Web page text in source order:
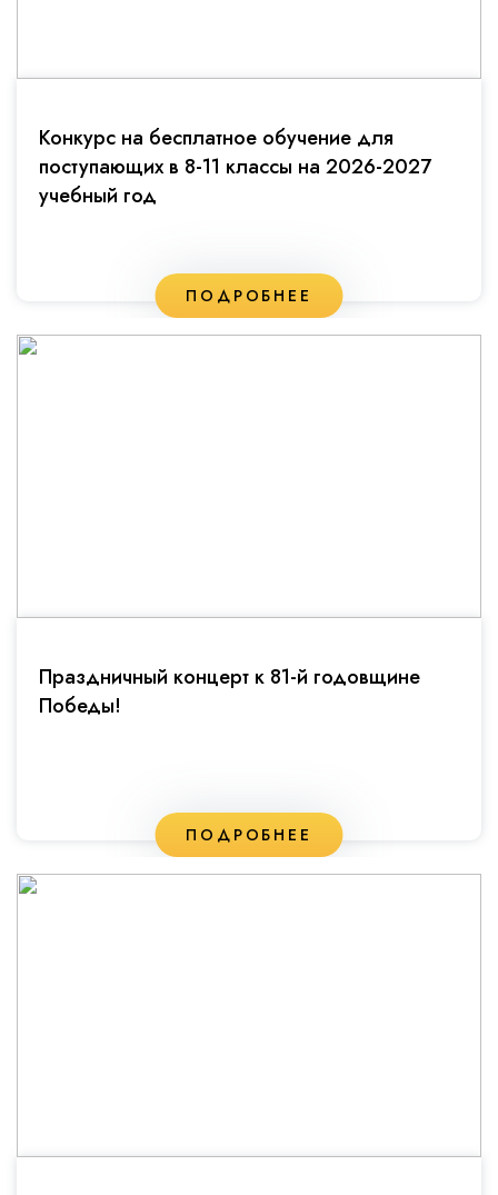
Конкурс на бесплатное обучение для
поступающих в 8-11 классы на 2026-2027
учебный год
ПОДРОБНЕЕ
Праздничный концерт к 81-й годовщине
Победы!
ПОДРОБНЕЕ